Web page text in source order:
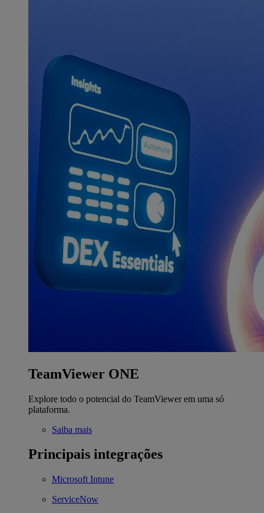
TeamViewer ONE
Explore todo o potencial do TeamViewer em uma só
plataforma.
Saiba mais
Principais integrações
Microsoft Intune
ServiceNow